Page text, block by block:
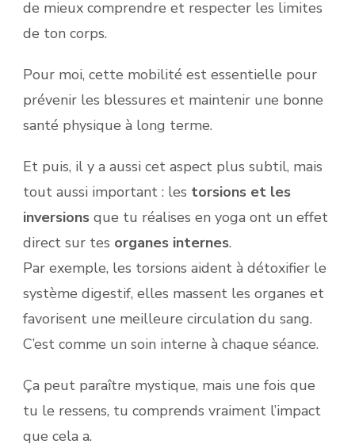
de mieux comprendre et respecter les limites
de ton corps.
Pour moi, cette mobilité est essentielle pour
prévenir les blessures et maintenir une bonne
santé physique à long terme.
Et puis, il y a aussi cet aspect plus subtil, mais
tout aussi important : les torsions et les
inversions que tu réalises en yoga ont un effet
direct sur tes organes internes.
Par exemple, les torsions aident à détoxifier le
système digestif, elles massent les organes et
favorisent une meilleure circulation du sang.
C’est comme un soin interne à chaque séance.
Ça peut paraître mystique, mais une fois que
tu le ressens, tu comprends vraiment l’impact
que cela a.